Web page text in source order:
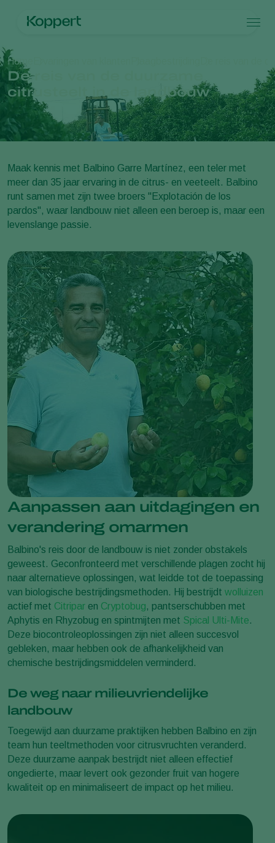
Producten
Plaagbestrijding
Ziektebestrijding
Bestuiving
Weerbaar telen
Uitzettechnieken
Teelten
Bedekte groenteteelt
Siergewassen
Fruit
Vollegrondsgroenten
Plagen en ziekten
Plagen
Ziektebestrijding
Over Koppert
Over Koppert
Over Koppert
Nieuws en informatie
Contact
Koppert One
Zoeken
Home
De reis van de duurzame
citrusteelt in de landbouw
Maak kennis met Balbino Garre Martínez, een teler met
meer dan 35 jaar ervaring in de citrus- en veeteelt. Balbino
runt samen met zijn twee broers "Explotación de los
pardos", waar landbouw niet alleen een beroep is, maar een
levenslange passie.
Aanpassen aan uitdagingen en
verandering omarmen
Balbino's reis door de landbouw is niet zonder obstakels
geweest. Geconfronteerd met verschillende plagen zocht hij
naar alternatieve oplossingen, wat leidde tot de toepassing
van biologische bestrijdingsmethoden. Hij bestrijdt wolluizen
actief met Citripar en Cryptobug, pantserschubben met
Aphytis en Rhyzobug en spintmijten met Spical Ulti-Mite.
Deze biocontroleoplossingen zijn niet alleen succesvol
gebleken, maar hebben ook de afhankelijkheid van
chemische bestrijdingsmiddelen verminderd.
De weg naar milieuvriendelijke
landbouw
Toegewijd aan duurzame praktijken hebben Balbino en zijn
team hun teeltmethoden voor citrusvruchten veranderd.
Deze duurzame aanpak bestrijdt niet alleen effectief
ongedierte, maar levert ook gezonder fruit van hogere
kwaliteit op en minimaliseert de impact op het milieu.